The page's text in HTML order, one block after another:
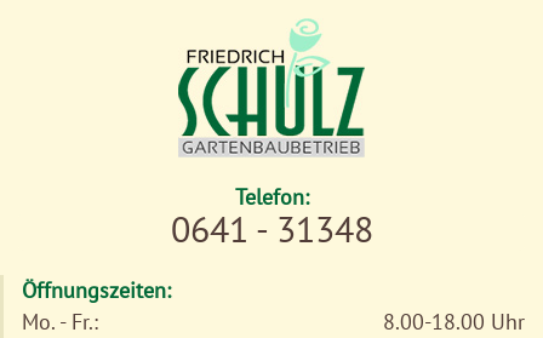
Telefon:
0641 - 31348
Öffnungszeiten:
Mo. - Fr.:
8.00-18.00 Uhr